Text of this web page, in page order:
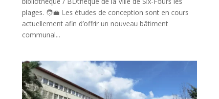
plages. 🧑‍💼 Les études de conception sont en cours
actuellement afin d’offrir un nouveau bâtiment
communal...